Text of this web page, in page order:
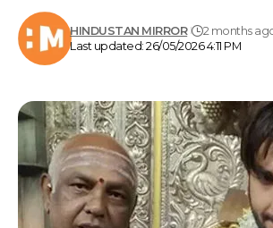
Last updated: 26/05/2026 4:11 PM
HINDUSTAN MIRROR 2 months